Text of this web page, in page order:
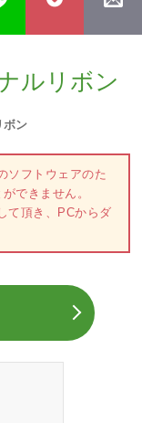
ルリボン
ボン
ソフトウェアのた
できません。
て頂き、PCからダ